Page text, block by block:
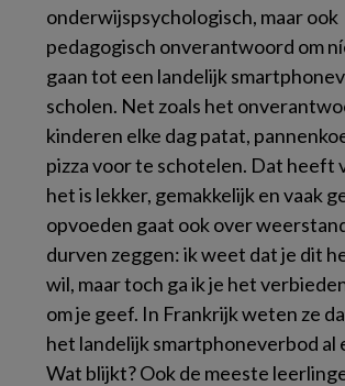
onderwijspsychologisch, maar ook
pedagogisch onverantwoord om
gaan tot een landelijk
scholen. Net zoals het
kinderen elke dag patat,
pizza voor te schotelen. Dat heeft
het is lekker, gemakkelijk en vaak
opvoeden gaat ook over
durven zeggen: ik weet dat je dit
wil, maar toch ga ik je het
om je geef. In Frankrijk weten ze
het landelijk smartphoneverbod al
Wat blijkt? Ook de meeste